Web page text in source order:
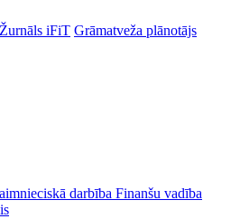
Žurnāls iFiT Grāmatveža plānotājs
darbība Finanšu vadība